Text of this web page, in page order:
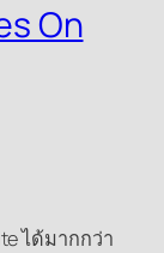
On
ได้มากกว่า